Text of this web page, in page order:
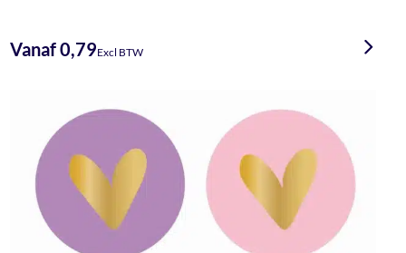
Vanaf 0,79Excl BTW